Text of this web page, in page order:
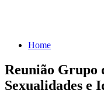
Home
Reunião Grupo
Sexualidades e